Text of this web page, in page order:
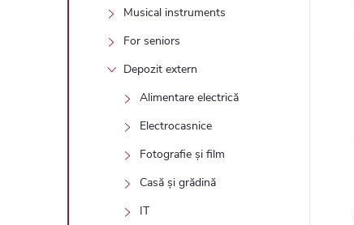
Musical instruments
For seniors
Depozit extern
Alimentare electrică
Electrocasnice
Fotografie și film
Casă și grădină
IT